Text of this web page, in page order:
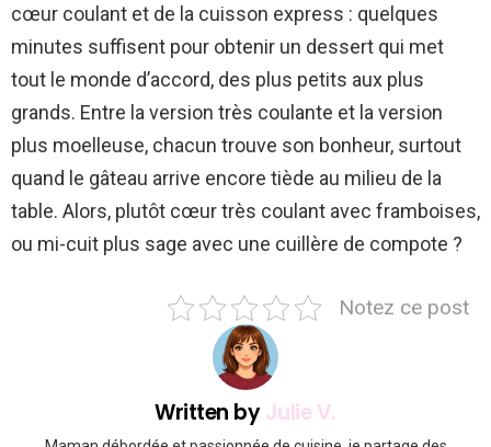
cœur coulant et de la cuisson express : quelques
minutes suffisent pour obtenir un dessert qui met
tout le monde d’accord, des plus petits aux plus
grands. Entre la version très coulante et la version
plus moelleuse, chacun trouve son bonheur, surtout
quand le gâteau arrive encore tiède au milieu de la
table. Alors, plutôt cœur très coulant avec framboises,
ou mi-cuit plus sage avec une cuillère de compote ?
Notez ce post
Written byJulie V.